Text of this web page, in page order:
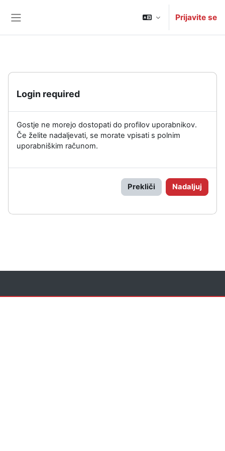
Prijavite se
Login required
Gostje ne morejo dostopati do profilov uporabnikov.
Če želite nadaljevati, se morate vpisati s polnim
uporabniškim računom.
Prekliči Nadaljuj